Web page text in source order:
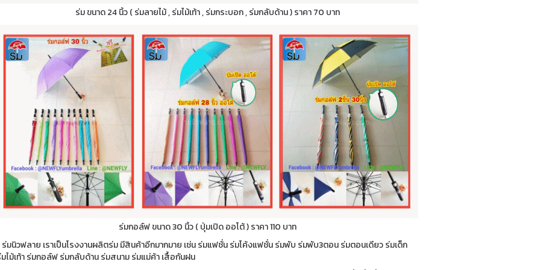
ร่ม ขนาด 24 นิ้ว ( ร่มลายไม้ , ร่มไม้เท้า , ร่มกระบอก , ร่มกลับด้าน ) ราคา 70 บาท
ร่มกอล์ฟ ขนาด 30 นิ้ว ( ปุ่มเปิด ออโต้ ) ราคา 110 บาท
มนิวฟลาย เราเป็นโรงงานผลิตร่ม มีสินค้าอีกมากมาย เช่น ร่มแฟชั่น ร่มโค้งแฟชั่น ร่มพับ ร่มพับ3ตอน ร่มตอนเดียว ร่มเด็ก
ไม้เท้า ร่มกอล์ฟ ร่มกลับด้าน ร่มสนาม ร่มแม่ค้า เสื้อกันฝน